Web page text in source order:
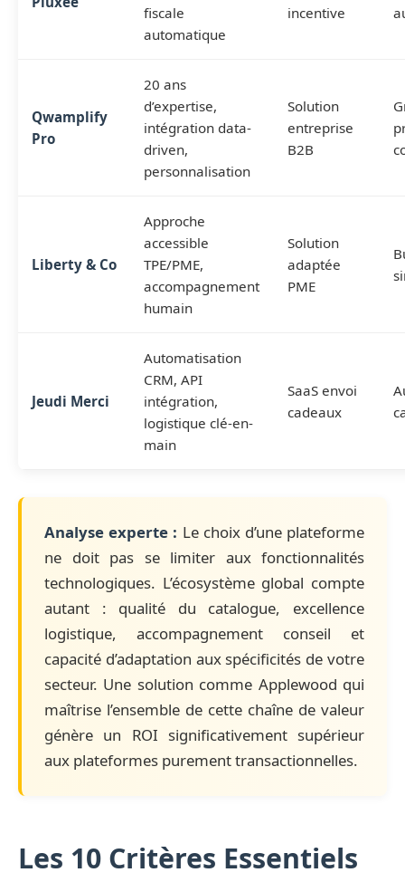
fiscale
automatique
incentive
Qwamplify
Pro
20 ans
d’expertise,
intégration data-
driven,
personnalisation
Solution
entreprise
B2B
Liberty & Co
Approche
accessible
TPE/PME,
accompagnement
humain
Solution
adaptée
PME
Jeudi Merci
Automatisation
CRM, API
intégration,
logistique clé-en-
main
SaaS envoi
cadeaux
Analyse experte : Le choix d’une plateforme
ne doit pas se limiter aux fonctionnalités
technologiques. L’écosystème global compte
autant : qualité du catalogue, excellence
logistique, accompagnement conseil et
capacité d’adaptation aux spécificités de votre
secteur. Une solution comme Applewood qui
maîtrise l’ensemble de cette chaîne de valeur
génère un ROI significativement supérieur
aux plateformes purement transactionnelles.
Les 10 Critères Essentiels